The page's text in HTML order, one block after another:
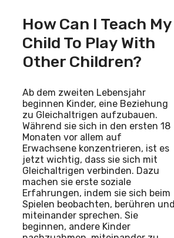
How Can I Teach My
Child To Play With
Other Children?
Ab dem zweiten Lebensjahr
beginnen Kinder, eine Beziehung
zu Gleichaltrigen aufzubauen.
Während sie sich in den ersten 18
Monaten vor allem auf
Erwachsene konzentrieren, ist es
jetzt wichtig, dass sie sich mit
Gleichaltrigen verbinden. Dazu
machen sie erste soziale
Erfahrungen, indem sie sich beim
Spielen beobachten, berühren und
miteinander sprechen. Sie
beginnen, andere Kinder